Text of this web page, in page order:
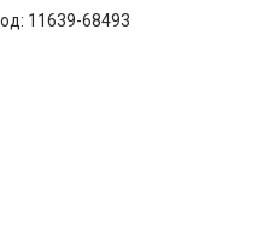
11639-68493